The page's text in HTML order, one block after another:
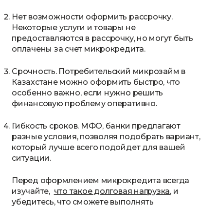
Нет возможности оформить рассрочку.
Некоторые услуги и товары не
предоставляются в рассрочку, но могут быть
оплачены за счет микрокредита.
Срочность. Потребительский микрозайм в
Казахстане можно оформить быстро, что
особенно важно, если нужно решить
финансовую проблему оперативно.
Гибкость сроков. МФО, банки предлагают
разные условия, позволяя подобрать вариант,
который лучше всего подойдет для вашей
ситуации.
Перед оформлением микрокредита всегда
изучайте, что такое долговая нагрузка, и
убедитесь, что сможете выполнять